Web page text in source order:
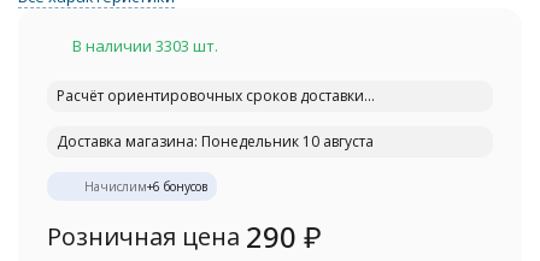
В наличии 3303 шт.
Расчёт ориентировочных сроков доставки...
Доставка магазина: Понедельник 10 августа
Начислим+6 бонусов
Розничная цена 290 ₽